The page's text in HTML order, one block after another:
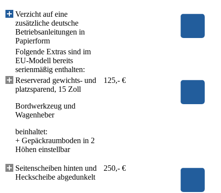
Verzicht auf eine
zusätzliche deutsche
Betriebsanleitungen in
Papierform
Folgende Extras sind im
EU-Modell bereits
serienmäßig enthalten:
Reserverad gewichts- und
platzsparend, 15 Zoll
Bordwerkzeug und
Wagenheber
beinhaltet:
+ Gepäckraumboden in 2
Höhen einstellbar
125,- €
Seitenscheiben hinten und
Heckscheibe abgedunkelt
250,- €